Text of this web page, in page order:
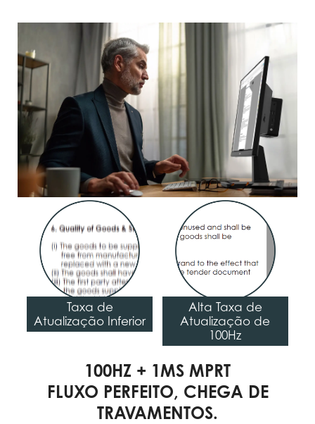
Taxa de
Atualização Inferior
Alta Taxa de
Atualização de
100Hz
100HZ + 1MS MPRT
FLUXO PERFEITO, CHEGA DE
TRAVAMENTOS.